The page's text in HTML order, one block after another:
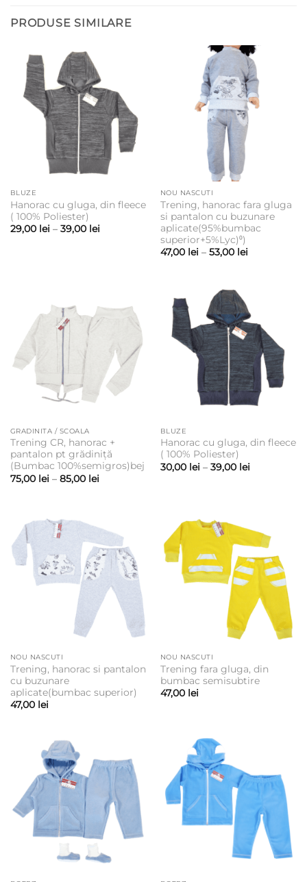
PRODUSE SIMILARE
BLUZE
Hanorac cu gluga, din fleece
( 100% Poliester)
29,00 lei – 39,00 leiInterval
NOU NASCUTI
Trening, hanorac fara gluga
si pantalon cu buzunare
aplicate(95%bumbac
superior+5%Lyc)⁰)
47,00 lei – 53,00 leiInterval
53,00 lei
GRADINITA / SCOALA
Trening CR, hanorac +
pantalon pt grădiniță
(Bumbac 100%semigros)bej
75,00 lei – 85,00 leiInterval
85,00 lei
BLUZE
Hanorac cu gluga, din fleece
( 100% Poliester)
30,00 lei – 39,00 leiInterval
NOU NASCUTI
Trening, hanorac si pantalon
cu buzunare
aplicate(bumbac superior)
47,00 lei
NOU NASCUTI
Trening fara gluga, din
bumbac semisubtire
47,00 lei